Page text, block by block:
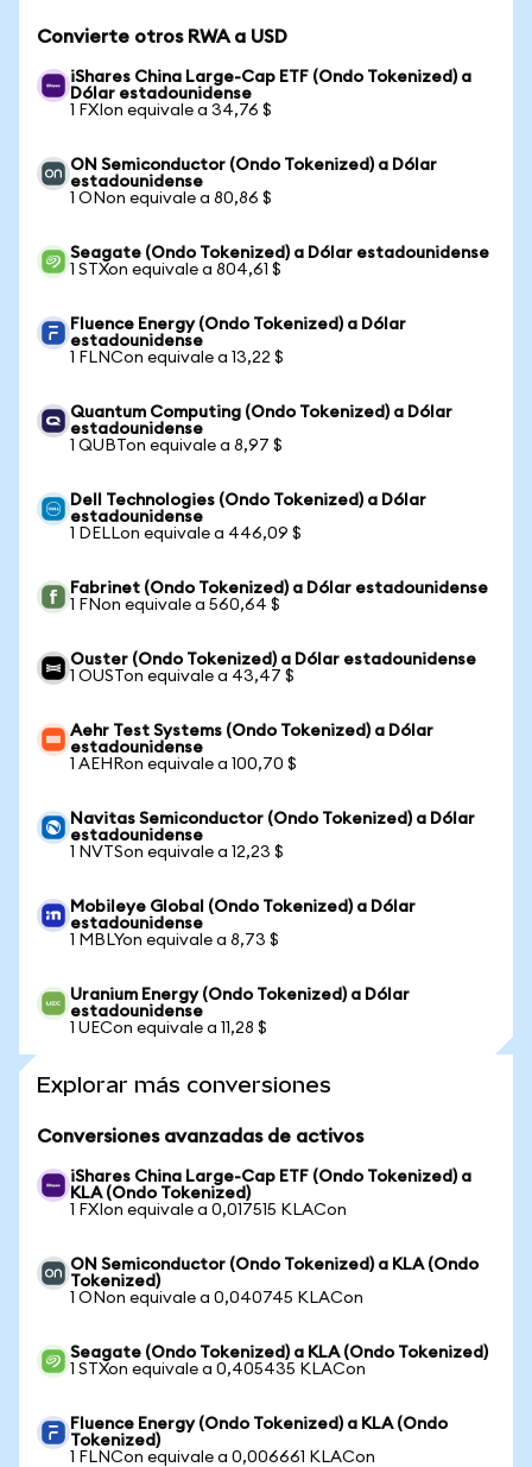
Convierte otros RWA a USD
iShares China Large-Cap ETF (Ondo Tokenized) a
Dólar estadounidense
1 FXIon equivale a 34,76 $
ON Semiconductor (Ondo Tokenized) a Dólar
estadounidense
1 ONon equivale a 80,86 $
Seagate (Ondo Tokenized) a Dólar estadounidense
1 STXon equivale a 804,61 $
Fluence Energy (Ondo Tokenized) a Dólar
estadounidense
1 FLNCon equivale a 13,22 $
Quantum Computing (Ondo Tokenized) a Dólar
estadounidense
1 QUBTon equivale a 8,97 $
Dell Technologies (Ondo Tokenized) a Dólar
estadounidense
1 DELLon equivale a 446,09 $
Fabrinet (Ondo Tokenized) a Dólar estadounidense
1 FNon equivale a 560,64 $
Ouster (Ondo Tokenized) a Dólar estadounidense
1 OUSTon equivale a 43,47 $
Aehr Test Systems (Ondo Tokenized) a Dólar
estadounidense
1 AEHRon equivale a 100,70 $
Navitas Semiconductor (Ondo Tokenized) a Dólar
estadounidense
1 NVTSon equivale a 12,23 $
Mobileye Global (Ondo Tokenized) a Dólar
estadounidense
1 MBLYon equivale a 8,73 $
Uranium Energy (Ondo Tokenized) a Dólar
estadounidense
1 UECon equivale a 11,28 $
Explorar más conversiones
Conversiones avanzadas de activos
iShares China Large-Cap ETF (Ondo Tokenized) a
KLA (Ondo Tokenized)
1 FXIon equivale a 0,017515 KLACon
ON Semiconductor (Ondo Tokenized) a KLA (Ondo
Tokenized)
1 ONon equivale a 0,040745 KLACon
Seagate (Ondo Tokenized) a KLA (Ondo Tokenized)
1 STXon equivale a 0,405435 KLACon
Fluence Energy (Ondo Tokenized) a KLA (Ondo
Tokenized)
1 FLNCon equivale a 0,006661 KLACon